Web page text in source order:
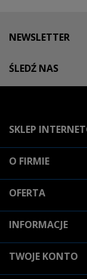
NEWSLETTER
ŚLEDŹ NAS
SKLEP
O FIRMIE
OFERTA
INFORMACJE
TWOJE KONTO